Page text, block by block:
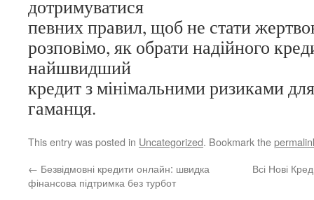
дотримуватися
певних правил, щоб не стати
розповімо, як обрати надійного
найшвидший
кредит з мінімальними ризиками
гаманця.
This entry was posted in Uncategorized. Bookmark the
← Безвідмовні кредити онлайн: швидка
фінансова підтримка без турбот
Всі Нові